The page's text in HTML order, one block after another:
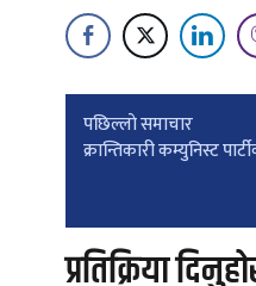
Post
पछिल्लाे समाचार
क्रान्तिकारी कम्युनिस्ट
प्रतिक्रिया